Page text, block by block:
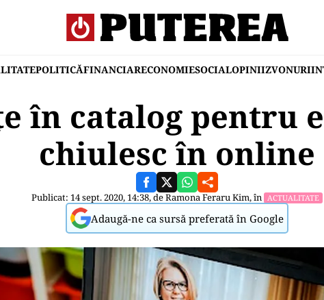
POLITICĂFINANCIARECONOMIESOCIALOPINIIZVONURI
în catalog pentru
chiulesc în online
Publicat: 14 sept. 2020, 14:38, deRamona Feraru Kim, în ACTUALITATE
Adaugă-ne ca sursă preferată în Google